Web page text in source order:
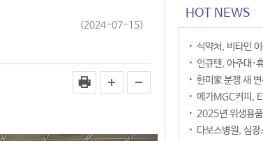
(2024-07-15)
HOT NEWS
식약처, 비타민
인큐텐, 아주대·
한미家 분쟁 새
메가MGC커피,
2025년 위생용
다보스병원, 심장